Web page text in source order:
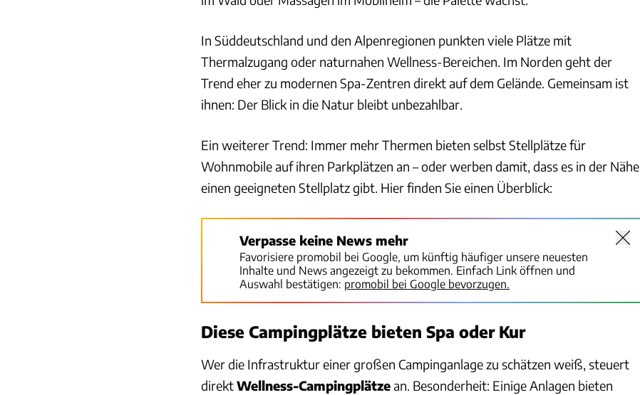
In Süddeutschland und den Alpenregionen punkten viele Plätze mit
Thermalzugang oder naturnahen Wellness-Bereichen. Im Norden geht der
Trend eher zu modernen Spa-Zentren direkt auf dem Gelände. Gemeinsam ist
ihnen: Der Blick in die Natur bleibt unbezahlbar.
Ein weiterer Trend: Immer mehr Thermen bieten selbst Stellplätze für
Wohnmobile auf ihren Parkplätzen an – oder werben damit, dass es in der Nähe
einen geeigneten Stellplatz gibt. Hier finden Sie einen Überblick:
Verpasse keine News mehr
Favorisiere promobil bei Google, um künftig häufiger unsere neuesten
Inhalte und News angezeigt zu bekommen. Einfach Link öffnen und
Auswahl bestätigen: promobil bei Google bevorzugen.
Diese Campingplätze bieten Spa oder Kur
Wer die Infrastruktur einer großen Campinganlage zu schätzen weiß, steuert
direktWellness-Campingplätzean. Besonderheit: Einige Anlagen bieten